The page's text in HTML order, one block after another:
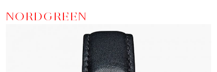
NORDGREEN